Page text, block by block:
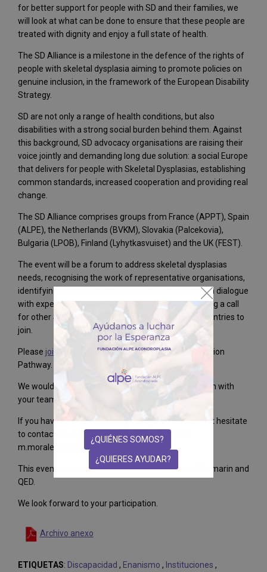
for better support for people with SD and their families, we
will look at what can be done to ensure that these people are
treated with dignity and enjoy a full state of health.
The SD Alliance is a milestone in the defence of the rights of
people with skeletal dysplasia aiming to promote policies on
genuine inclusion, in the framework of the European Disability
Strategy.
SD are not only a range of health conditions, but also
disabilities with a strong social burden behind them. Against
this background, SD advocacy organisations are raising their
voice jointly and demanding long due solution: a social Europe
that delivers for people with Skeletal Dysplasias, establishing
common standards, increased cooperation and providing real
change.
The SD Alliance comprises groups from France (APPT), Spain
(ALPE), the Netherlands (BVKM), Slovakia (Palcekovia),
Bulgaria (LPOB), Finland (Lyhytkasvuiset) and the UK (FEST).
The event will be a forum to address skeletal dysplasias
needs, recognising the work of representative organisations,
identifying newopportunities for action in a common dialogue
with experts and political representatives and making a call
for other SD organisations from other European countries to
join.
Please join us
at the presentation of the Ideal Condition
Pathway.
We would appreciate if you could share this invitation with
your team and all those interested in the topic.
If you have any questions regarding the event do not hesitate
to contact us at: m.heras@rpp-group.com and
m.morales@rpp-group.com.
This event counts on the institutional support of Biomarin and
QED.
We look forward to your participation.
Archivo anexo
ETIQUETAS: Discapacidad , Enanismo , Instituciones ,
¿QUIÉNES SOMOS?
¿QUIERES AYUDAR?